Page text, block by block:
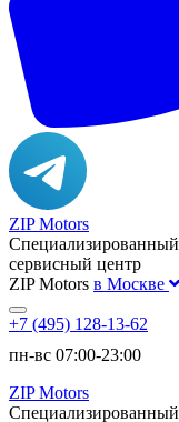
ZIP Motors
Специализированный
сервисный центр
ZIP Motors в Москве
+7 (495) 128-13-62
пн-вс 07:00-23:00
ZIP Motors
Специализированный